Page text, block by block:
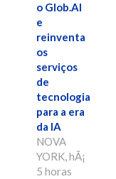
o Glob.AI
e
reinventa
os
serviços
de
tecnologia
para a era
da IA
NOVA
YORK, hÃ¡
5 horas